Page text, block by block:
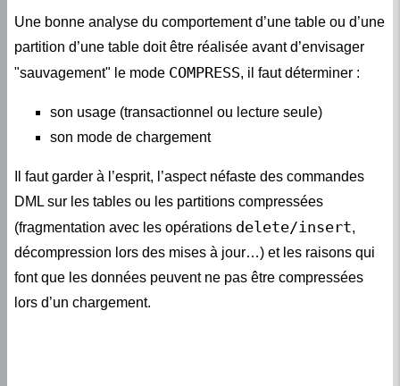
partition d’une table doit être réalisée avant d’envisager
"sauvagement" le modeCOMPRESS, il faut déterminer :
son mode de chargement
DML sur les tables ou les partitions compressées
(fragmentation avec les opérations delete/insert
décompression lors des mises à jour…) et les raisons qui
font que les données peuvent ne pas être compressées
lors d’un chargement.